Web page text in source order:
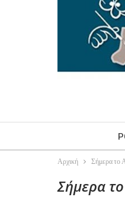
Αρχική Σήμερα το
Σήμερα